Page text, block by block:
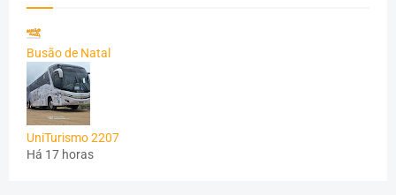
Busão de Natal
UniTurismo 2207
Há 17 horas